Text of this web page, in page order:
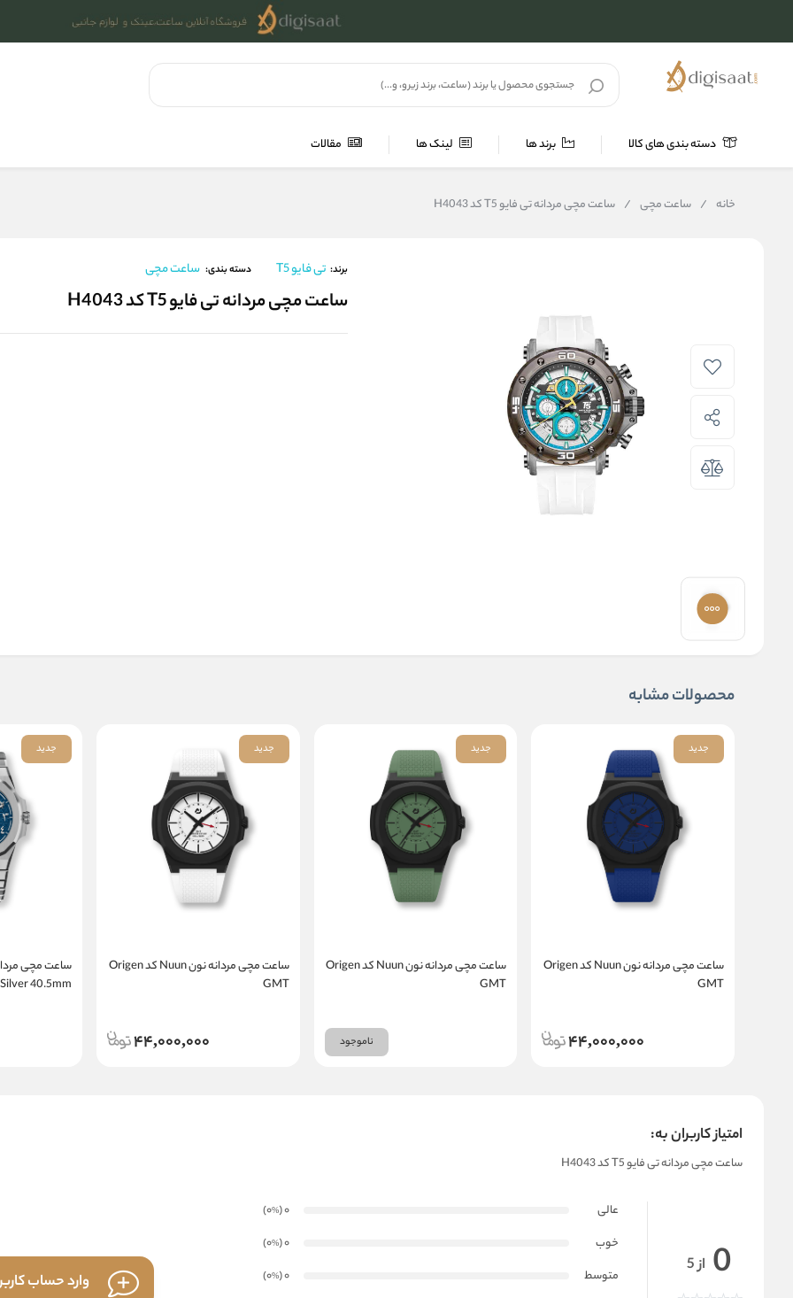
دسته بندی های کالا برند ها لینک ها مقالات
خانه / ساعت مچی / ساعت مچی مردانه تی فایو T5 کد H4043
برند: تی فایو T5 دسته بندی: ساعت مچی
ساعت مچی مردانه تی فایو T5 کد H4043
محصولات مشابه
جدید
ساعت مچی مردانه نون Nuun کد Origen
GMT
44,000,000
جدید
ساعت مچی مردانه نون Nuun کد Origen
GMT
ناموجود
جدید
ساعت مچی مردانه نون Nuun کد Origen
GMT
44,000,000
جدید
Silver 40.5mm
امتیاز کاربران به:
ساعت مچی مردانه تی فایو T5 کد H4043
0 از 5
عالی 0
(0
%
)
خوب
0
(0
%
)
متوسط
0
(0
%
)
وارد حساب